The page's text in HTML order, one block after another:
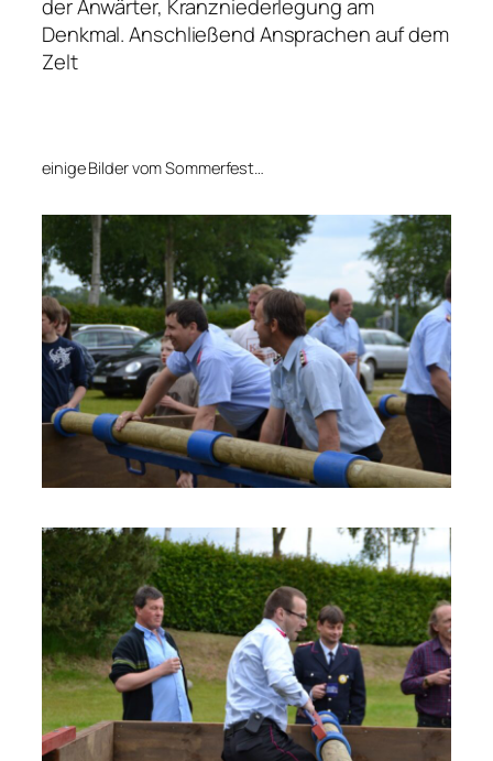
der Anwärter, Kranzniederlegung am
Denkmal. Anschließend Ansprachen auf dem
Zelt
einige Bilder vom Sommerfest…